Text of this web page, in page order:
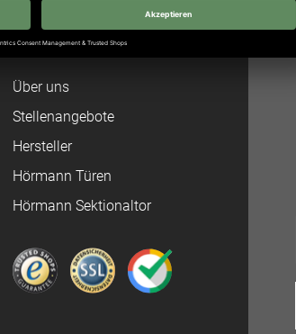
Unternehmen
Über uns
Stellenangebote
Hersteller
Hörmann Türen
Hörmann Sektionaltor